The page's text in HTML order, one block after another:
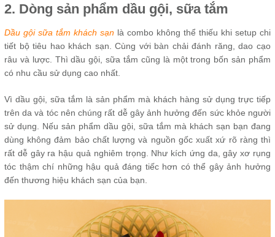
2. Dòng sản phẩm dầu gội, sữa tắm
Dầu gội sữa tắm khách sạn là combo không thể thiếu khi setup chi
tiết bộ tiêu hao khách sạn. Cùng với bàn chải đánh răng, dao cạo
râu và lược. Thì dầu gội, sữa tắm cũng là một trong bốn sản phẩm
có nhu cầu sử dụng cao nhất.
Vì dầu gội, sữa tắm là sản phẩm mà khách hàng sử dụng trực tiếp
trên da và tóc nên chúng rất dễ gây ảnh hưởng đến sức khỏe người
sử dụng. Nếu sản phẩm dầu gội, sữa tắm mà khách sạn bạn đang
dùng không đảm bảo chất lượng và nguồn gốc xuất xứ rõ ràng thì
rất dễ gây ra hậu quả nghiêm trọng. Như kích ứng da, gây xơ rụng
tóc thậm chí những hậu quả đáng tiếc hơn có thể gây ảnh hưởng
đến thương hiệu khách sạn của bạn.